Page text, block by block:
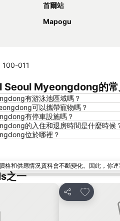
首爾站
Mapogu
100-011
Seoul Myeongdong的常
有游泳池區域嗎？
可以攜帶寵物嗎？
有停車設施嗎？
的入住和退房時間是什麼時候
位於哪裡？
格和供應情況資料會不斷變化。因此，你
之一
分享
放到收藏夾